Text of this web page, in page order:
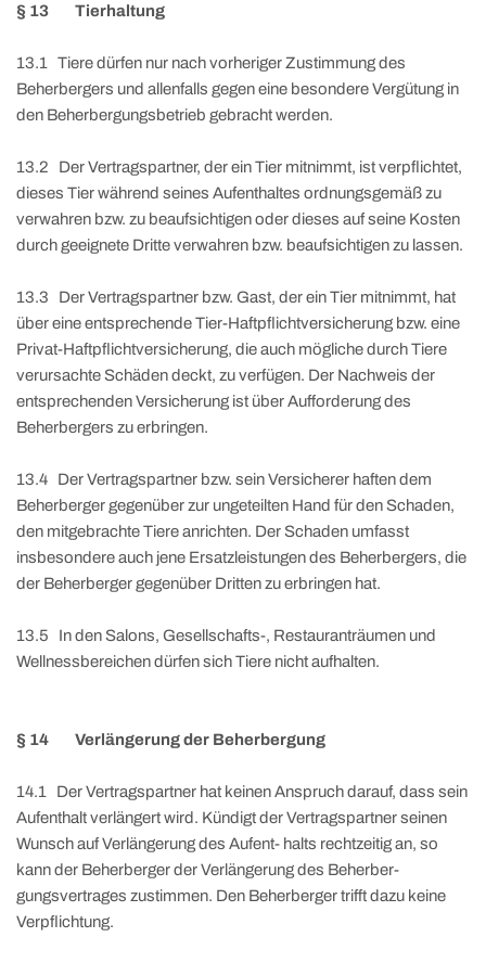
§ 13 Tierhaltung
13.1 Tiere dürfen nur nach vorheriger Zustimmung des
Beherbergers und allenfalls gegen eine besondere Vergütung in
den Beherbergungsbetrieb gebracht werden.
13.2 Der Vertragspartner, der ein Tier mitnimmt, ist verpflichtet,
dieses Tier während seines Aufenthaltes ordnungsgemäß zu
verwahren bzw. zu beaufsichtigen oder dieses auf seine Kosten
durch geeignete Dritte verwahren bzw. beaufsichtigen zu lassen.
13.3 Der Vertragspartner bzw. Gast, der ein Tier mitnimmt, hat
über eine entsprechende Tier-Haftpflichtversicherung bzw. eine
Privat-Haftpflichtversicherung, die auch mögliche durch Tiere
verursachte Schäden deckt, zu verfügen. Der Nachweis der
entsprechenden Versicherung ist über Aufforderung des
Beherbergers zu erbringen.
13.4 Der Vertragspartner bzw. sein Versicherer haften dem
Beherberger gegenüber zur ungeteilten Hand für den Schaden,
den mitgebrachte Tiere anrichten. Der Schaden umfasst
insbesondere auch jene Ersatzleistungen des Beherbergers, die
der Beherberger gegenüber Dritten zu erbringen hat.
13.5 In den Salons, Gesellschafts-, Restauranträumen und
Wellnessbereichen dürfen sich Tiere nicht aufhalten.
§ 14 Verlängerung der Beherbergung
14.1 Der Vertragspartner hat keinen Anspruch darauf, dass sein
Aufenthalt verlängert wird. Kündigt der Vertragspartner seinen
Wunsch auf Verlängerung des Aufent- halts rechtzeitig an, so
kann der Beherberger der Verlängerung des Beherber-
gungsvertrages zustimmen. Den Beherberger trifft dazu keine
Verpflichtung.